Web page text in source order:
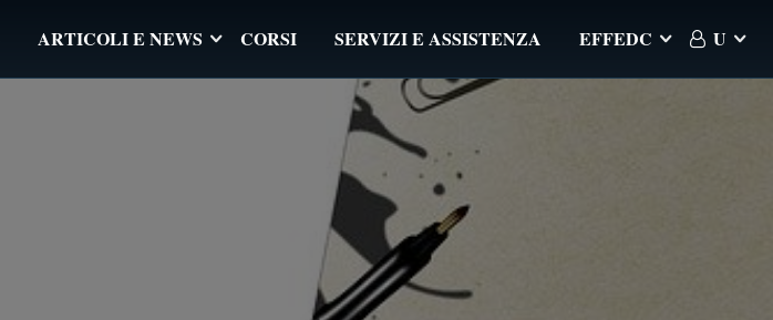
ARTICOLI E NEWS CORSI SERVIZI E ASSISTENZA EFFEDC U